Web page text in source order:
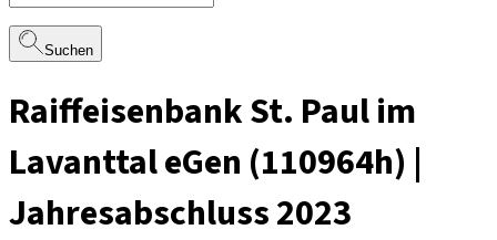
Suchen
Raiffeisenbank St. Paul im
Lavanttal eGen (110964h) |
Jahresabschluss 2023